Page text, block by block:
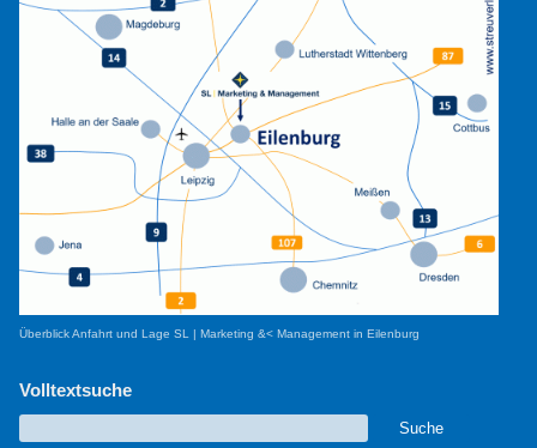
Überblick Anfahrt und Lage SL | Marketing &< Management in Eilenburg
Volltextsuche